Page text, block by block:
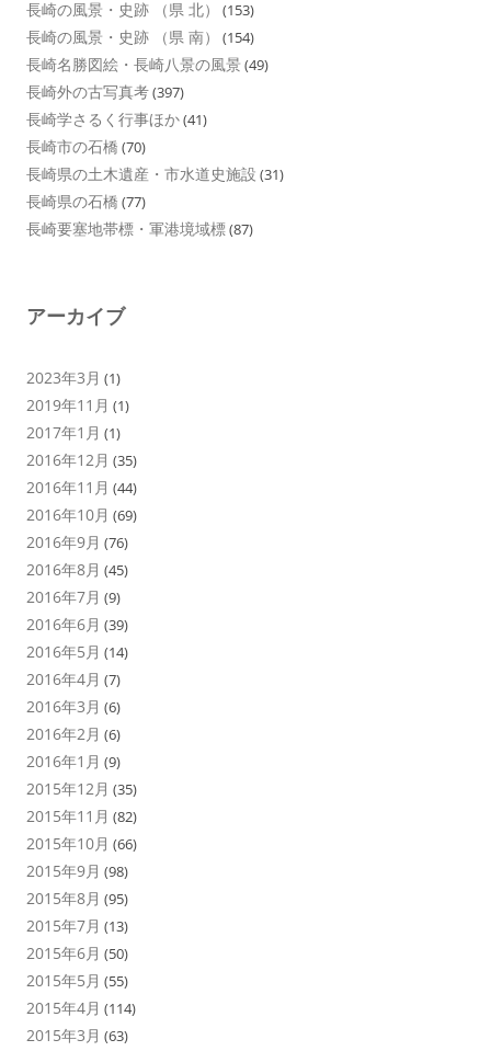
長崎の風景・史跡 （県 北） (153)
長崎の風景・史跡 （県 南） (154)
長崎名勝図絵・長崎八景の風景 (49)
長崎外の古写真考(397)
長崎学さるく行事ほか(41)
長崎市の石橋 (70)
長崎県の土木遺産・市水道史施設 (31)
長崎県の石橋 (77)
長崎要塞地帯標・軍港境域標(87)
アーカイブ
2023年3月 (1)
2019年11月 (1)
2017年1月 (1)
2016年12月 (35)
2016年11月 (44)
2016年10月 (69)
2016年9月 (76)
2016年8月 (45)
2016年7月 (9)
2016年6月 (39)
2016年5月 (14)
2016年4月 (7)
2016年3月 (6)
2016年2月 (6)
2016年1月 (9)
2015年12月 (35)
2015年11月 (82)
2015年10月 (66)
2015年9月 (98)
2015年8月 (95)
2015年7月 (13)
2015年6月 (50)
2015年5月 (55)
2015年4月 (114)
2015年3月 (63)